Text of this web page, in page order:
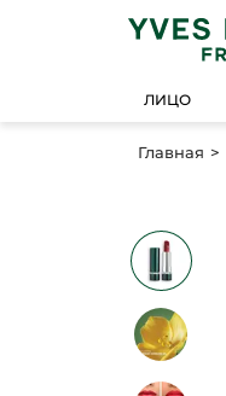
ЛИЦО
Главная